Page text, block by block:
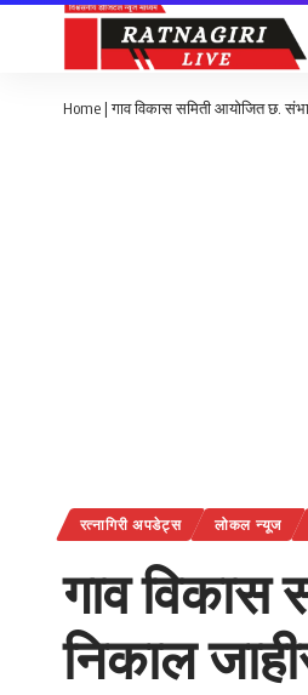
Home |गाव विकास समिती आयोजित छ.
रत्नागिरी अपडेट्स लोकल न्यूज
गाव विकास
निकाल